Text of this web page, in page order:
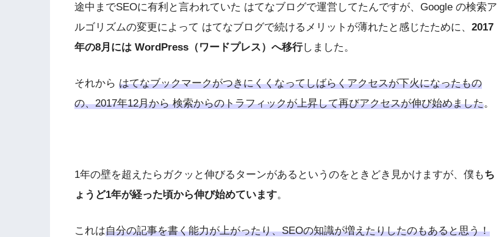
途中までSEOに有利と言われていた はてなブログで運営してたんですが、Google の検索ア
ルゴリズムの変更によって はてなブログで続けるメリットが薄れたと感じたために、 2017
年の8月には WordPress（ワードプレス）へ移行しました。
それから はてなブックマークがつきにくくなってしばらくアクセスが下火になったもの
の、2017年12月から 検索からのトラフィックが上昇して再びアクセスが伸び始めました。
1年の壁を超えたらガクッと伸びるターンがあるというのをときどき見かけますが、僕もち
ょうど1年が経った頃から伸び始めています。
これは自分の記事を書く能力が上がったり、SEOの知識が増えたりしたのもあると思う！